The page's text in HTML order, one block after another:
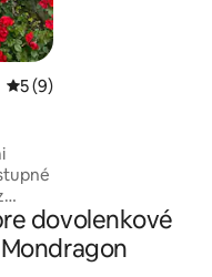
Priemerné ohodnotenie 5
5 (9)
2
dovolenkové